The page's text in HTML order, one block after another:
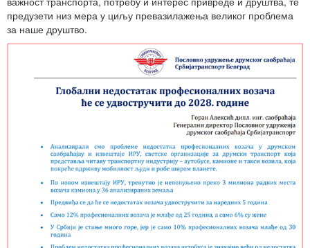
предузети низ мера у циљу превазилажења великог проблема
за наше друштво.